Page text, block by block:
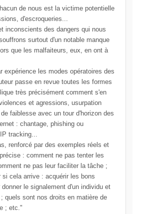
de nous est la victime potentielle
d'escroqueries...
inconscients des dangers qui nous
surtout d'un notable manque
que les malfaiteurs, eux, en ont à
expérience les modes opératoires des
passe en revue toutes les formes
très précisément comment s'en
et agressions, usurpation
faiblesse avec un tour d'horizon des
: chantage, phishing ou
tracking...
renforcé par des exemples réels et
: comment ne pas tenter les
ne pas leur faciliter la tâche ;
si cela arrive : acquérir les bons
le signalement d'un individu et
quels sont nos droits en matière de
; etc."